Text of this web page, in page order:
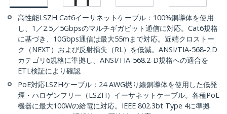
高性能LSZH Cat6イーサネットケーブル：100%銅導体を使用
し、1／2.5／5Gbpsのマルチギガビット通信に対応。Cat6規格
に基づき、10Gbps通信は最大55mまで対応。近端クロストー
ク（NEXT）および反射損失（RL）を低減。ANSI/TIA-568-2.D
カテゴリ6規格に準拠し、ANSI/TIA-568.2-D規格への適合を
ETL検証により確認
PoE対応LSZHケーブル：24 AWG撚り線銅導体を使用した低発
煙・ハロゲンフリー（LSZH）イーサネットケーブル。各種PoE
機器に最大100Wの給電に対応。IEEE 802.3bt Type 4に準拠